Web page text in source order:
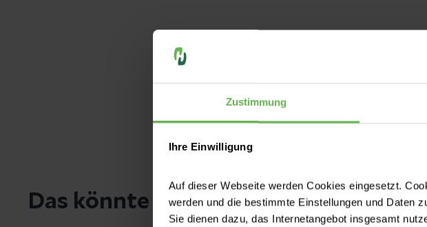
Zustimmung
Ihre Einwilligung
Auf dieser Webseite werden Cookies eingesetzt.
werden und die bestimmte Einstellungen und Daten
Sie dienen dazu, das Internetangebot insgesamt
bei Ihnen melden können
Das könnte Sie noch interessieren